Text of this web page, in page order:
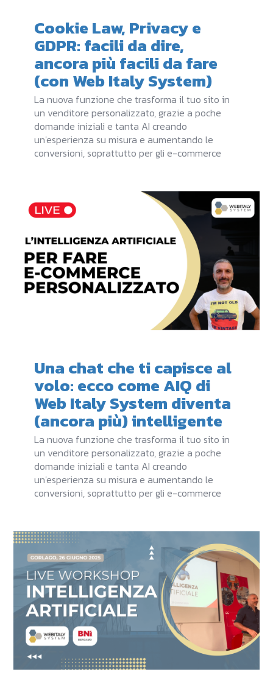
Cookie Law, Privacy e
GDPR: facili da dire,
ancora più facili da fare
(con Web Italy System)
La nuova funzione che trasforma il tuo sito in
un venditore personalizzato, grazie a poche
domande iniziali e tanta AI creando
un'esperienza su misura e aumentando le
conversioni, soprattutto per gli e-commerce
Una chat che ti capisce al
volo: ecco come AIQ di
Web Italy System diventa
(ancora più) intelligente
La nuova funzione che trasforma il tuo sito in
un venditore personalizzato, grazie a poche
domande iniziali e tanta AI creando
un'esperienza su misura e aumentando le
conversioni, soprattutto per gli e-commerce